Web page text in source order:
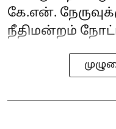
கே.என்.
நீதிமன்றம்